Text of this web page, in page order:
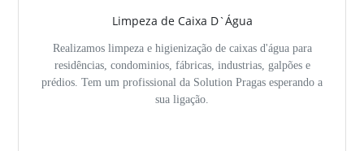
Limpeza de Caixa D`Água
Realizamos limpeza e higienização de caixas d'água para
residências, condominios, fábricas, industrias, galpões e
prédios. Tem um profissional da Solution Pragas esperando a
sua ligação.